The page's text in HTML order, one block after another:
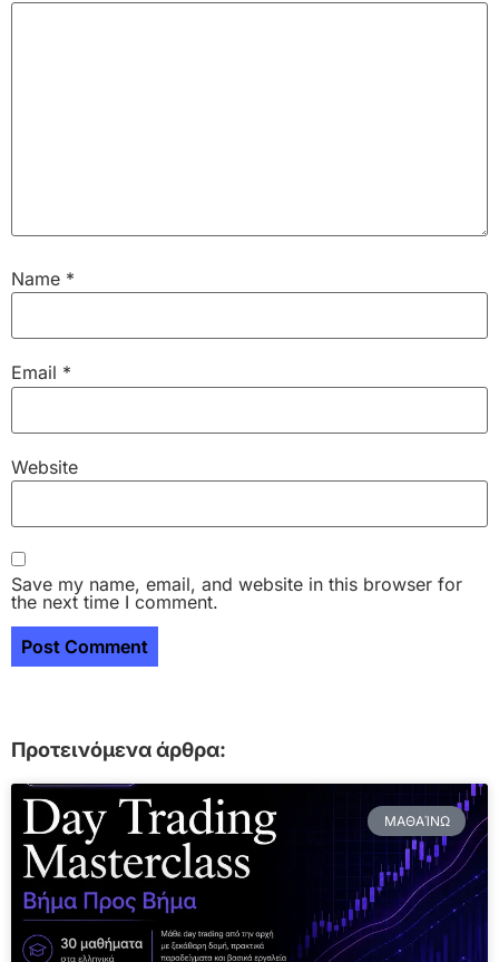
Name *
Email *
Website
Save my name, email, and website in this browser for
the next time I comment.
Προτεινόμενα άρθρα:
ΜΑΘΑΊΝΩ